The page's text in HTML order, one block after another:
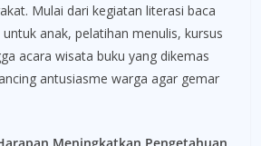
Mulai dari kegiatan literasi baca
anak, pelatihan menulis, kursus
acara wisata buku yang dikemas
antusiasme warga agar gemar